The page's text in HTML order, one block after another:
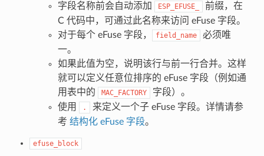
字段名称前会自动添加
ESP_EFUSE_
前缀，在
C 代码中，可通过此名称来访问 eFuse 字段。
对于每个 eFuse 字段，
field_name
必须唯
一。
如果此值为空，说明该行与前一行合并。这样
就可以定义任意位排序的 eFuse 字段（例如通
用表中的
MAC_FACTORY
字段）。
使用
.
来定义一个子 eFuse 字段。详情请参
考 结构化 eFuse 字段。
efuse_block